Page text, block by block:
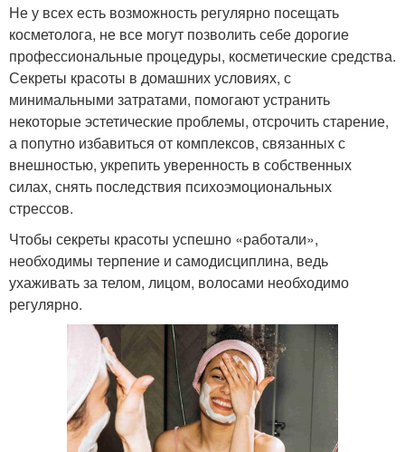
Не у всех есть возможность регулярно посещать
косметолога, не все могут позволить себе дорогие
профессиональные процедуры, косметические средства.
Секреты красоты в домашних условиях, с
минимальными затратами, помогают устранить
некоторые эстетические проблемы, отсрочить старение,
а попутно избавиться от комплексов, связанных с
внешностью, укрепить уверенность в собственных
силах, снять последствия психоэмоциональных
стрессов.
Чтобы секреты красоты успешно «работали»,
необходимы терпение и самодисциплина, ведь
ухаживать за телом, лицом, волосами необходимо
регулярно.